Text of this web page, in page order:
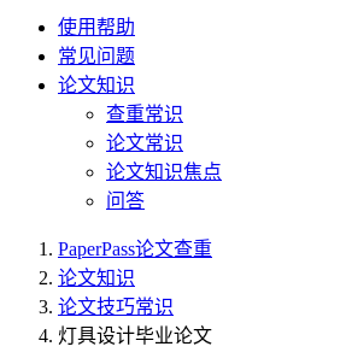
使用帮助
常见问题
论文知识
查重常识
论文常识
论文知识焦点
问答
PaperPass论文查重
论文知识
论文技巧常识
灯具设计毕业论文